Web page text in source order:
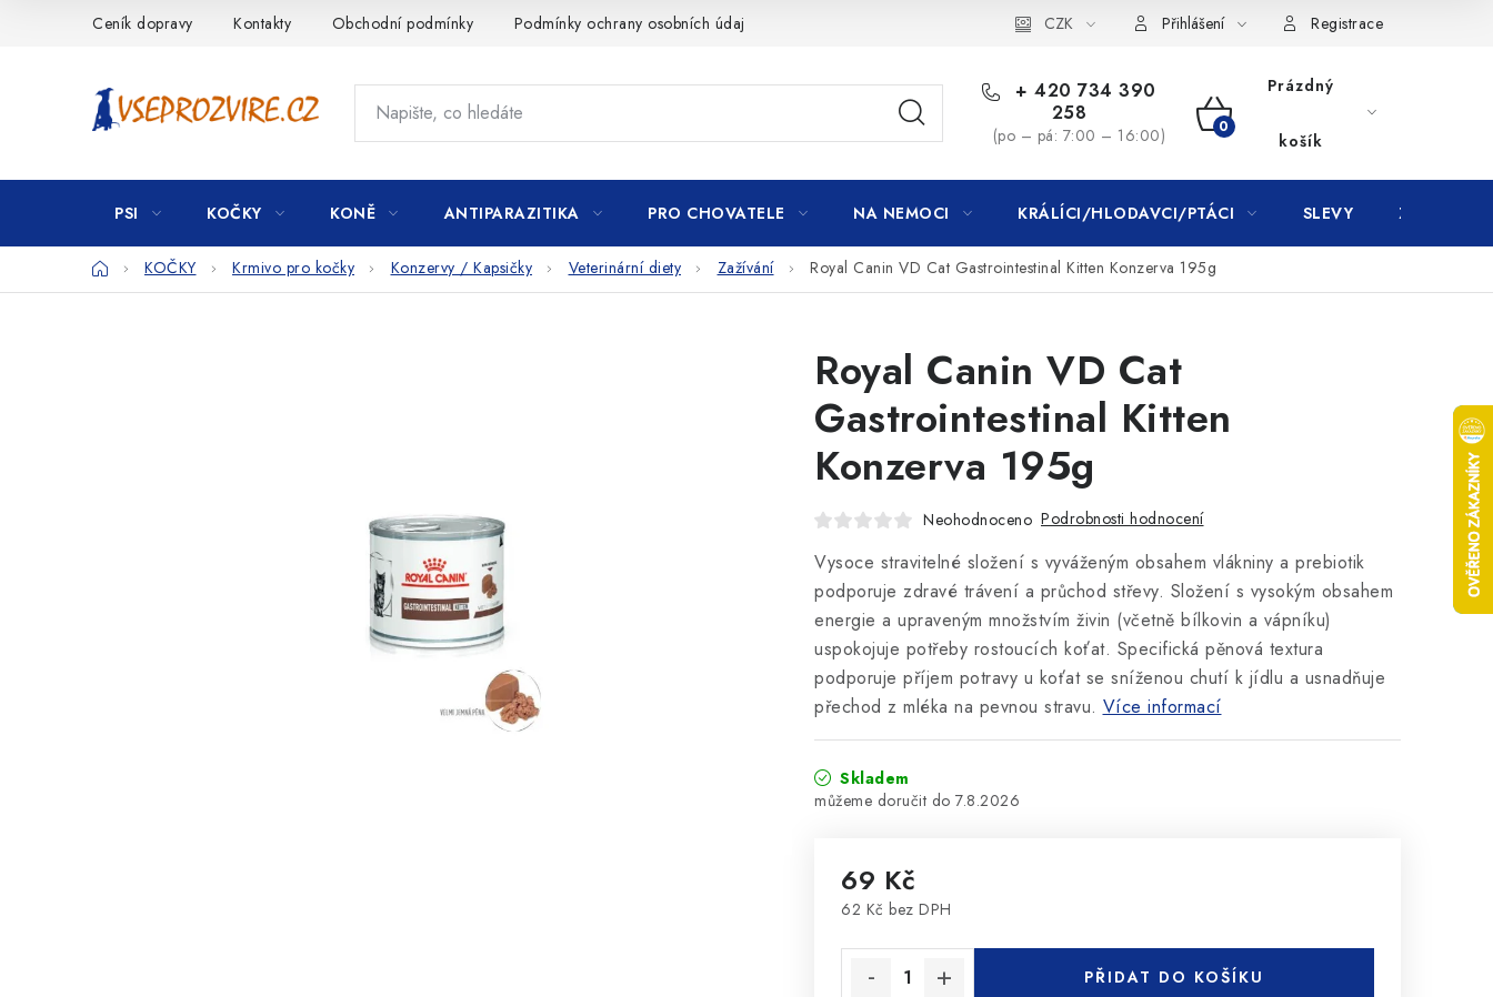
Ceník dopravy Kontakty Obchodní podmínky Podmínky ochrany osobních údajů CZK Přihlášení Registrace
+ 420 734 390
258
(po – pá: 7:00 – 16:00)
NÁKUPNÍ
KOŠÍK
Prázdný
košík
PSI KOČKY KONĚ ANTIPARAZITIKA PRO CHOVATELE NA NEMOCI KRÁLÍCI/HLODAVCI/PTÁCI SLEVY ZNAČKY
DomůKOČKY Krmivo pro kočky Konzervy / Kapsičky Veterinární diety Zažívání Royal Canin VD Cat Gastrointestinal Kitten Konzerva 195g
Royal Canin VD Cat
Gastrointestinal Kitten
Konzerva 195g
Neohodnoceno Podrobnosti hodnocení
Vysoce stravitelné složení s vyváženým obsahem vlákniny a prebiotik
podporuje zdravé trávení a průchod střevy. Složení s vysokým obsahem
energie a upraveným množstvím živin (včetně bílkovin a vápníku)
uspokojuje potřeby rostoucích koťat. Specifická pěnová textura
podporuje příjem potravy u koťat se sníženou chutí k jídlu a usnadňuje
přechod z mléka na pevnou stravu. Více informací
Skladem
7.8.2026
69 Kč
62 Kč bez DPH
PŘIDAT DO KOŠÍKU